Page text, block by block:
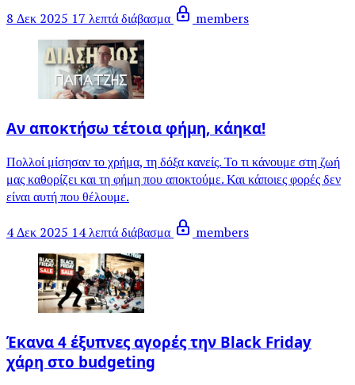
8 Δεκ 2025 17 λεπτά διάβασμα members
Αν αποκτήσω τέτοια φήμη, κάηκα!
Πολλοί μίσησαν το χρήμα, τη δόξα κανείς. Το τι κάνουμε στη ζωή
μας καθορίζει και τη φήμη που αποκτούμε. Και κάποιες φορές δεν
είναι αυτή που θέλουμε.
4 Δεκ 2025 14 λεπτά διάβασμα members
Έκανα 4 έξυπνες αγορές την Black Friday
χάρη στο budgeting